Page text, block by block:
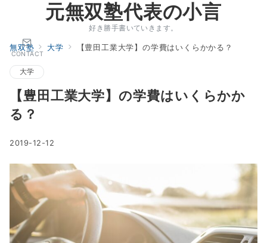
元無双塾代表の小言
好き勝手書いていきます。
CONTACT
無双塾 大学 【豊田工業大学】の学費はいくらかかる？
大学
【豊田工業大学】の学費はいくらかか
る？
2019-12-12